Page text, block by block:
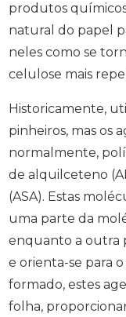
produtos
natural do papel
neles como se
celulose mais
Historicamente,
pinheiros, mas os
normalmente,
de alquilceteno
(ASA). Estas
uma parte da
enquanto a outra
e orienta-se para
formado, estes
folha,